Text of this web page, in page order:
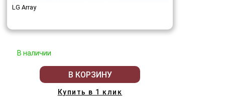
LG Array
В наличии
В КОРЗИНУ
Купить в 1 клик